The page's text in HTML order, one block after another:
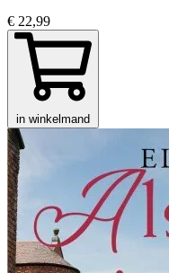
€ 22,99
in winkelmand